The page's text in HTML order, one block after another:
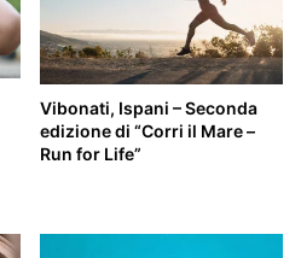
Vibonati, Ispani – Seconda
edizione di “Corri il Mare –
Run for Life”